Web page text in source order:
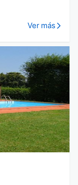
Ver más